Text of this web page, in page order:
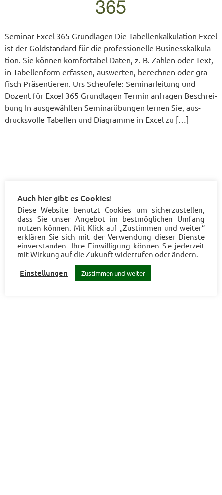
Semi­nar Excel 365 Grund­la­gen Die Tabel­len­kal­ku­la­ti­on Excel
ist der Gold­stan­dard für die pro­fes­sio­nel­le Busi­ness­kal­ku­la­
ti­on. Sie kön­nen kom­for­ta­bel Daten, z. B. Zah­len oder Text,
in Tabel­len­form erfas­sen, aus­wer­ten, berech­nen oder gra­
fisch Prä­sen­tie­ren. Urs Sche­ufe­le: Semi­nar­lei­tung und
Dozent für Excel 365 Grund­la­gen Ter­min anfra­gen Beschrei­
bung In aus­ge­wähl­ten Semi­nar­übun­gen ler­nen Sie, aus­
drucks­vol­le Tabel­len und Dia­gram­me in Excel zu […]
Auch hier gibt es Cookies!
Diese Website benutzt Cookies um sicherzustellen,
dass Sie unser Angebot im bestmöglichen Umfang
nutzen können. Mit Klick auf „Zustimmen und weiter“
erklären Sie sich mit der Verwendung dieser Dienste
einverstanden. Ihre Einwilligung können Sie jederzeit
mit Wirkung auf die Zukunft widerrufen oder ändern.
Einstellungen Zustimmen und weiter